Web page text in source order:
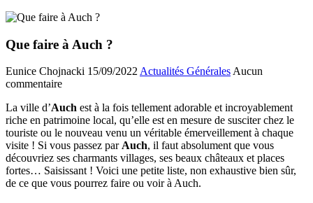
Que faire à Auch ?
Eunice Chojnacki 15/09/2022Actualités GénéralesAucun
commentaire
La ville d’Auch est à la fois tellement adorable et incroyablement
riche en patrimoine local, qu’elle est en mesure de susciter chez le
touriste ou le nouveau venu un véritable émerveillement à chaque
visite ! Si vous passez parAuch, il faut absolument que vous
découvriez ses charmants villages, ses beaux châteaux et places
fortes… Saisissant ! Voici une petite liste, non exhaustive bien sûr,
de ce que vous pourrez faire ou voir à Auch.